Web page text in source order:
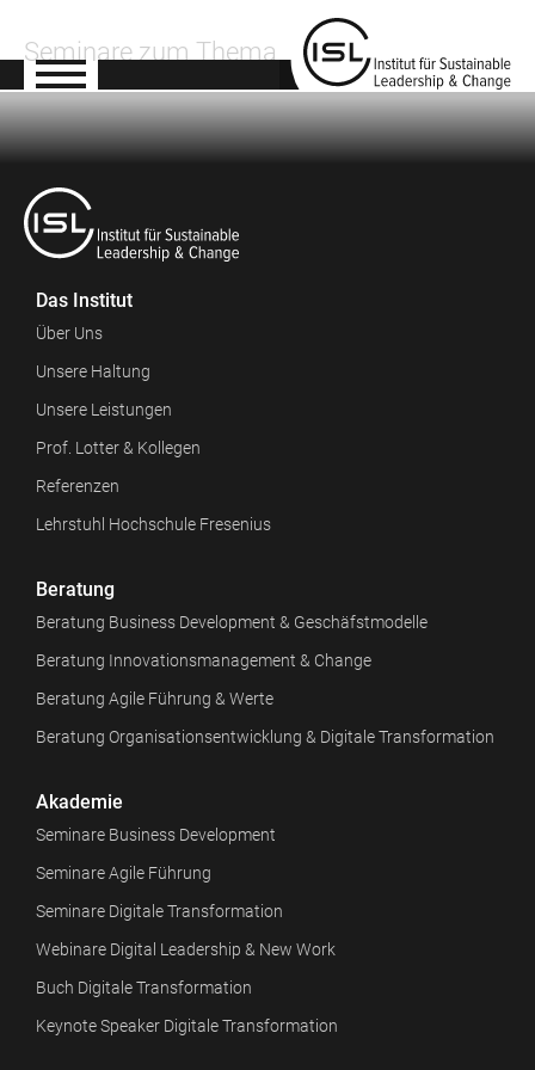
Seminare zum Thema
Das Institut
Über Uns
Unsere Haltung
Unsere Leistungen
Prof. Lotter & Kollegen
Referenzen
Lehrstuhl Hochschule Fresenius
Beratung
Beratung Business Development & Geschäfstmodelle
Beratung Innovationsmanagement & Change
Beratung Agile Führung & Werte
Beratung Organisationsentwicklung & Digitale Transformation
Akademie
Seminare Business Development
Seminare Agile Führung
Seminare Digitale Transformation
Webinare Digital Leadership & New Work
Buch Digitale Transformation
Keynote Speaker Digitale Transformation